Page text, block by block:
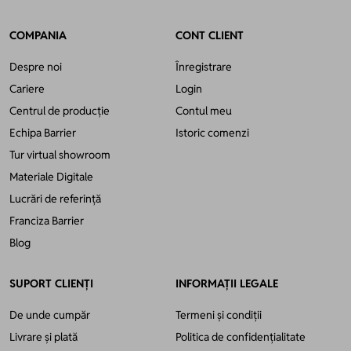
COMPANIA
Despre noi
Cariere
Centrul de producție
Echipa Barrier
Tur virtual showroom
Materiale Digitale
Lucrări de referință
Franciza Barrier
Blog
CONT CLIENT
Înregistrare
Login
Contul meu
Istoric comenzi
SUPORT CLIENȚI
De unde cumpăr
Livrare și plată
INFORMAȚII LEGALE
Termeni și condiții
Politica de confidențialitate